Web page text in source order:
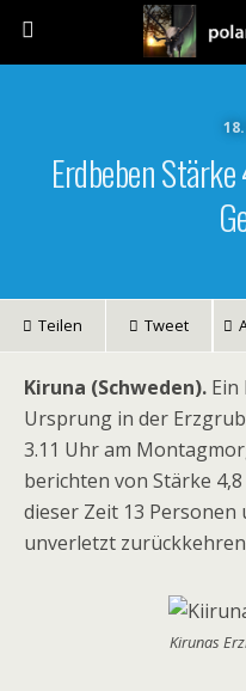
Erdbeben
Teilen Tweet
Kiruna (Schweden).
Ursprung in der
3.11 Uhr am
berichten von Stärke
dieser Zeit 13
unverletzt
Kirunas